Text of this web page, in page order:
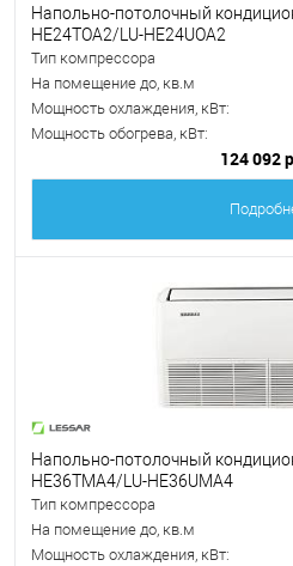
Напольно-потолочный
HE24TOA2/LU-HE24UOA2
Тип компрессора
На помещение до, кв.м
Мощность охлаждения, кВт:
Мощность обогрева, кВт:
124 092
Напольно-потолочный
HE36TMA4/LU-HE36UMA4
Тип компрессора
На помещение до, кв.м
Мощность охлаждения, кВт: